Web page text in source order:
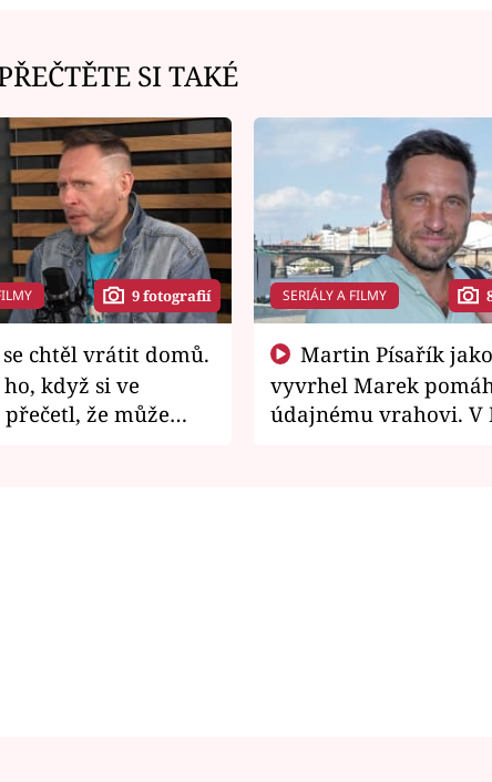
SI TAKÉ
9 fotografií
když si ve
že může
SERIÁLY A FILMY
vyvrhel Marek
údajnému vrahovi. V